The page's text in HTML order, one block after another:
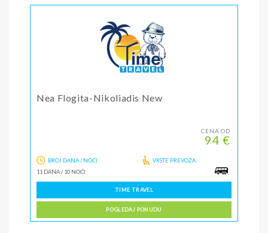
Nea Flogita-Nikoliadis New
CENA OD
94 €
BROJ DANA / NOĆI
11 DANA/10 NOĆI
VRSTE PREVOZA
TIME TRAVEL
POGLEDAJ PONUDU